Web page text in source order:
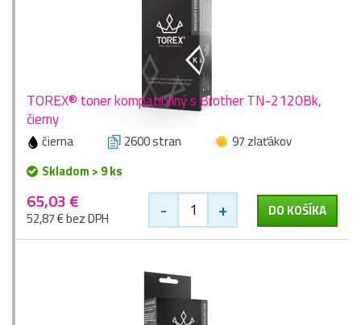
TOREX® toner kompatibilný s Brother TN-2120Bk,
čierny
čierna 2600 stran
97 zlaťákov
Skladom > 9 ks
65,03 €
52,87 € bez DPH - + DO KOŠÍKA